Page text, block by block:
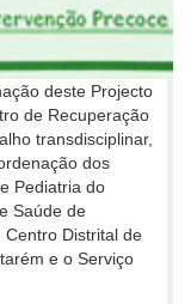
deste Projecto
de Recuperação
transdisciplinar,
dos
Pediatria do
Saúde de
Centro Distrital de
e o Serviço